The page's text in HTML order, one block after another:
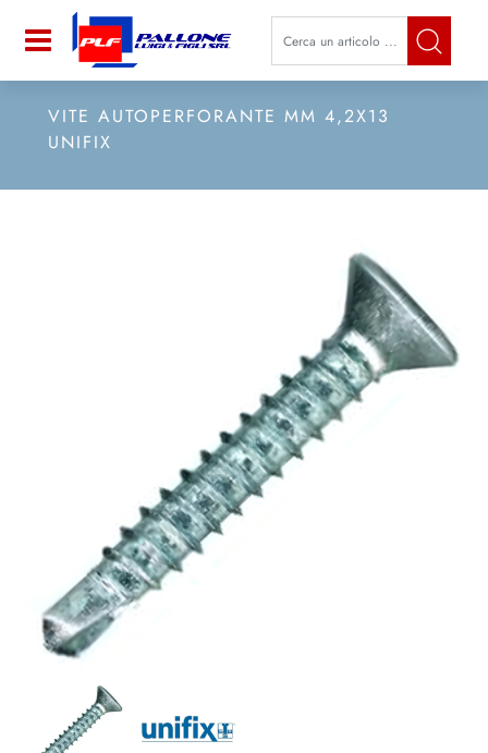
Open La modifica di un filtro
VITE AUTOPERFORANTE MM 4,2X13
UNIFIX